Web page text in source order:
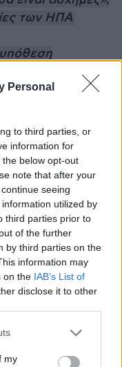
Personal
to third parties, or
information for
below opt-out
note that after your
seeing
utilized by
third parties prior to
of the further
by third parties on the
information may
on the IAB’s List of
disclose it to other
or more Google
You may click to
my
των ΗΠΑ
από τον
κορωνοϊού:
για τη
Google News
από την Ελλάδα
στο